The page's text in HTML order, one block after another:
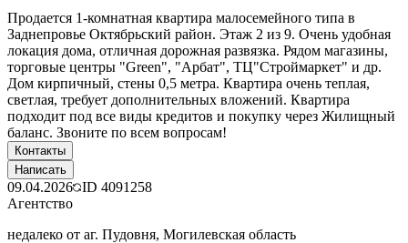
Продается 1-комнатная квартира малосемейного типа в
Заднепровье Октябрьский район. Этаж 2 из 9. Очень удобная
локация дома, отличная дорожная развязка. Рядом магазины,
торговые центры "Green", "Арбат", ТЦ"Строймаркет" и др.
Дом кирпичный, стены 0,5 метра. Квартира очень теплая,
светлая, требует дополнительных вложений. Квартира
подходит под все виды кредитов и покупку через Жилищный
баланс. Звоните по всем вопросам!
Контакты
Написать
09.04.2026 ID 4091258
Агентство
недалеко от аг. Пудовня, Могилевская область